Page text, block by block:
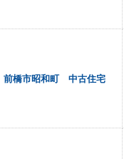
前橋市昭和町 中古住宅